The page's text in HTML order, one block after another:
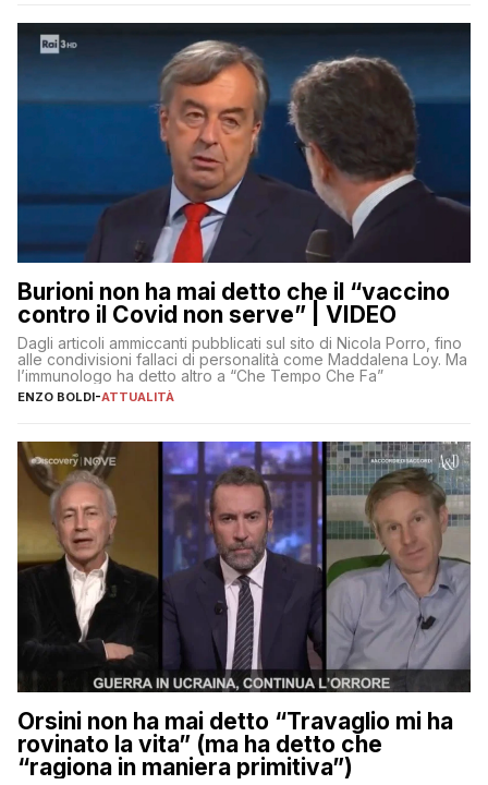
Burioni non ha mai detto che il “vaccino
contro il Covid non serve” | VIDEO
Dagli articoli ammiccanti pubblicati sul sito di Nicola Porro, fino
alle condivisioni fallaci di personalità come Maddalena Loy. Ma
l’immunologo ha detto altro a “Che Tempo Che Fa”
ENZO BOLDI-ATTUALITÀ
Orsini non ha mai detto “Travaglio mi ha
rovinato la vita” (ma ha detto che
“ragiona in maniera primitiva”)